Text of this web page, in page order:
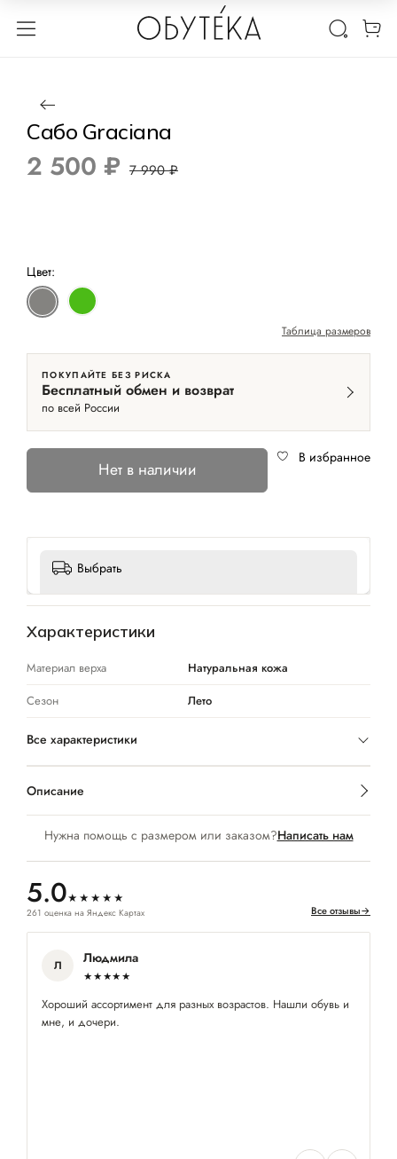
1 / 10
Сабо Graciana
2 500 ₽ 7 990 ₽
Цвет:
Таблица размеров
ПОКУПАЙТЕ БЕЗ РИСКА
Бесплатный обмен и возврат
по всей России
Нет в наличии
В избранное
Выбрать
Нужна помощь с размером или заказом?Написать нам
5.0★★★★★
261 оценка на Яндекс Картах Все отзывы→
Л Людмила
★★★★★
Хороший ассортимент для разных возрастов. Нашли обувь и
мне, и дочери.
Характеристики
Материал верха
Натуральная кожа
Сезон
Лето
Все характеристики
Описание